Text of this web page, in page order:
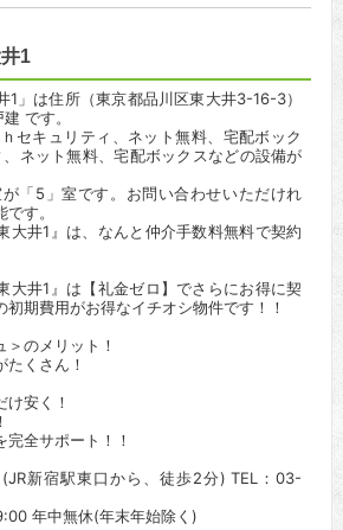
1
1」は住所（東京都品川区東大井3-16-3）
です。
セキュリティ、ネット無料、宅配ボック
ネット無料、宅配ボックスなどの設備が
「5」室です。お問い合わせいただけれ
す。
大井1』は、なんと仲介手数料無料で契約
大井1』は【礼金ゼロ】でさらにお得に契
期費用がお得なイチオシ物件です！！
＞のメリット！
たくさん！
け安く！
全サポート！！
新宿駅東口から、徒歩2分) TEL：03-
年中無休(年末年始除く)